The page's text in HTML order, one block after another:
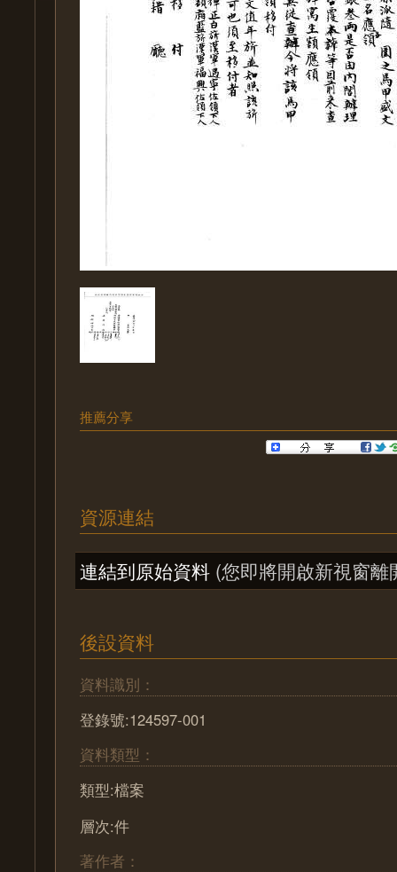
推薦分享
資源連結
連結到原始資料 (您即將開啟新視窗離
後設資料
資料識別：
登錄號:124597-001
資料類型：
類型:檔案
層次:件
著作者：